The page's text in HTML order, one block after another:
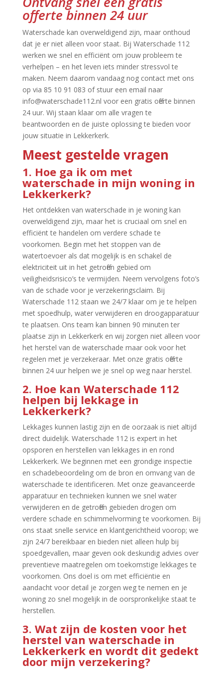
offerte binnen 24 uur
Waterschade kan overweldigend zijn, maar onthoud
dat je er niet alleen voor staat.​ Bij Waterschade 112
werken we snel en efficiënt om jouw probleem te
verhelpen – en het leven iets minder stressvol te
maken.​ Neem daarom vandaag nog contact met ons
op via 85 10 91 083 of stuur een email naar
info@waterschade112.​nl voor een gratis offerte binnen
24 uur.​ Wij staan klaar om alle vragen te
beantwoorden en de juiste oplossing te bieden voor
jouw situatie in Lekkerkerk.​
Meest gestelde vragen
1.​ Hoe ga ik om met
waterschade in mijn woning in
Lekkerkerk?
Het ontdekken van waterschade in je woning kan
overweldigend zijn, maar het is cruciaal om snel en
efficiënt te handelen om verdere schade te
voorkomen.​ Begin met het stoppen van de
watertoevoer als dat mogelijk is en schakel de
elektriciteit uit in het getroffen gebied om
veiligheidsrisico’s te vermijden.​ Neem vervolgens foto’s
van de schade voor je verzekeringsclaim.​ Bij
Waterschade 112 staan we 24/7 klaar om je te helpen
met spoedhulp, water verwijderen en droogapparatuur
te plaatsen.​ Ons team kan binnen 90 minuten ter
plaatse zijn in Lekkerkerk en wij zorgen niet alleen voor
het herstel van de waterschade maar ook voor het
regelen met je verzekeraar.​ Met onze gratis offerte
binnen 24 uur helpen we je snel op weg naar herstel.​
2.​ Hoe kan Waterschade 112
helpen bij lekkage in
Lekkerkerk?
Lekkages kunnen lastig zijn en de oorzaak is niet altijd
direct duidelijk.​ Waterschade 112 is expert in het
opsporen en herstellen van lekkages in en rond
Lekkerkerk.​ We beginnen met een grondige inspectie
en schadebeoordeling om de bron en omvang van de
waterschade te identificeren.​ Met onze geavanceerde
apparatuur en technieken kunnen we snel water
verwijderen en de getroffen gebieden drogen om
verdere schade en schimmelvorming te voorkomen.​ Bij
ons staat snelle service en klantgerichtheid voorop; we
zijn 24/7 bereikbaar en bieden niet alleen hulp bij
spoedgevallen, maar geven ook deskundig advies over
preventieve maatregelen om toekomstige lekkages te
voorkomen.​ Ons doel is om met efficiëntie en
aandacht voor detail je zorgen weg te nemen en je
woning zo snel mogelijk in de oorspronkelijke staat te
herstellen.​
3.​ Wat zijn de kosten voor het
herstel van waterschade in
Lekkerkerk en wordt dit gedekt
door mijn verzekering?